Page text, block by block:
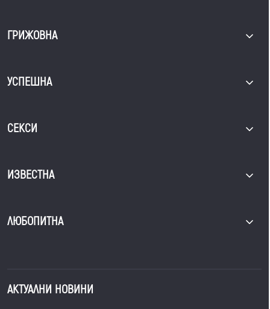
ГРИЖОВНА
УСПЕШНА
СЕКСИ
ИЗВЕСТНА
ЛЮБОПИТНА
АКТУАЛНИ НОВИНИ